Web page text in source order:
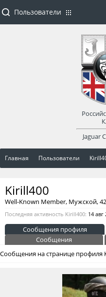
Главная Пользователи
Kirill400
Well-Known Member, Мужской, 42
Последняя активность Kirill400: 14 авг
Сообщения профиля
Сообщения
Сообщения на странице профиля
Пользователи
Jaguar